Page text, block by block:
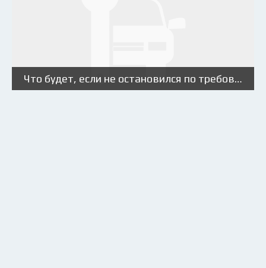
Что будет, если не остановился по требованию сотрудника ГИБДД и уехал?